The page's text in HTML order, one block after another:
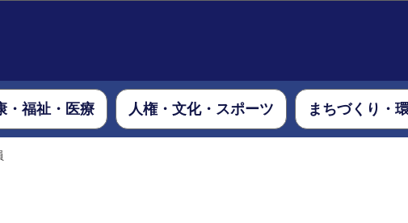
・福祉・医療 人権・文化・スポーツ まちづくり・